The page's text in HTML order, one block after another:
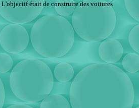
L'objectif était de construire des voitures